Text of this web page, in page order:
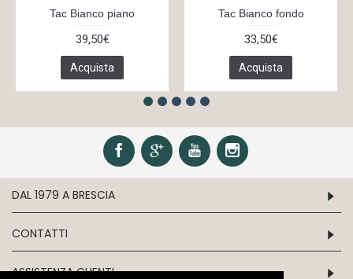
Tac Bianco piano
39,50€
Acquista
Tac Bianco fondo
33,50€
Acquista
DAL 1979 A BRESCIA
CONTATTI
ASSISTENZA CLIENTI